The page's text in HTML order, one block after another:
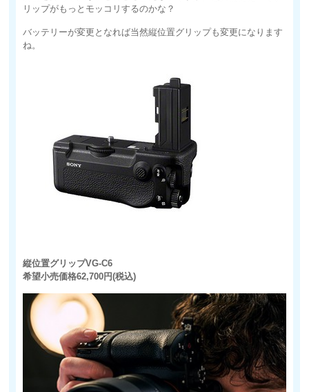
リップがもっとモッコリするのかな？
バッテリーが変更となれば当然縦位置グリップも変更になります
ね。
縦位置グリップVG-C6
希望小売価格62,700円(税込)